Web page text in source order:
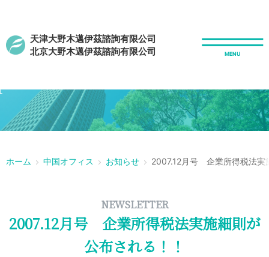
天津大野木邁伊茲諮詢有限公司
北京大野木邁伊茲諮詢有限公司
ホーム 中国オフィス お知らせ 2007.12月号 企業所得税法実
NEWSLETTER
2007.12月号 企業所得税法実施細則が
公布される！！